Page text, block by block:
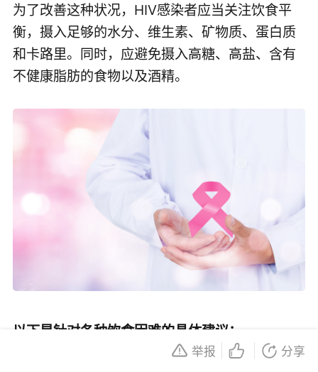
为了改善这种状况，HIV感染者应当关注饮食平
衡，摄入足够的水分、维生素、矿物质、蛋白质
和卡路里。同时，应避免摄入高糖、高盐、含有
不健康脂肪的食物以及酒精。
以下是针对各种饮食困难的具体建议：
举报 分享